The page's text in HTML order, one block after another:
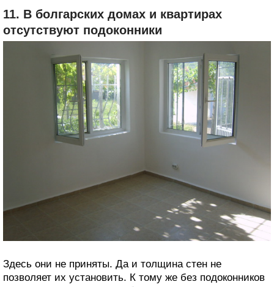
11. В болгарских домах и квартирах
отсутствуют подоконники
Здесь они не приняты. Да и толщина стен не
позволяет их установить. К тому же без подоконников